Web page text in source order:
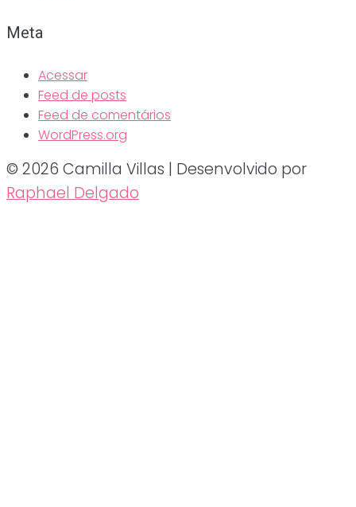
Meta
Acessar
Feed de posts
Feed de comentários
WordPress.org
© 2026 Camilla Villas | Desenvolvido por
Raphael Delgado